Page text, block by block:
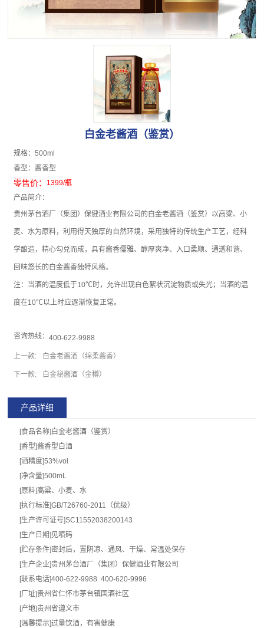
白金老酱酒（鉴赏）
规格：500ml
香型：酱香型
零售价： 1399/瓶
产品简介：
贵州茅台酒厂（集团）保健酒业有限公司的白金老酱酒（鉴赏）以高粱、小
麦、水为原料，利用得天独厚的自然环境，采用独特的传统生产工艺，经科
学酿造，精心勾兑而成，具有酱香儒雅、醇厚爽净、入口柔顺、通透和谐、
回味悠长的白金酱香独特风格。
注：当酒的温度低于10℃时，允许出现白色絮状沉淀物质或失光；当酒的温
度在10℃以上时应逐渐恢复正常。
咨询热线： 400-622-9988
上一款: 白金老酱酒（绵柔酱香）
下一款: 白金秘酱酒（金樽）
产品详细
[食品名称]白金老酱酒（鉴赏）
[香型]酱香型白酒
[酒精度]53%vol
[净含量]500mL
[原料]高粱、小麦、水
[执行标准]GB/T26760-2011（优级）
[生产许可证号]SC11552038200143
[生产日期]见喷码
[贮存条件]密封后，置阴凉、通风、干燥、常温处保存
[生产企业]贵州茅台酒厂（集团）保健酒业有限公司
[联系电话]400-622-9988 400-620-9996
[厂址]贵州省仁怀市茅台镇国酒社区
[产地]贵州省遵义市
[温馨提示]过量饮酒，有害健康